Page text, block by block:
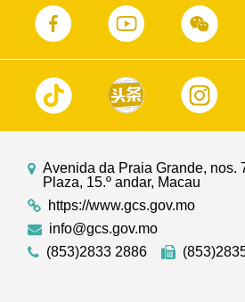
Avenida da Praia Grande, nos.
Plaza, 15.º andar, Macau
https://www.gcs.gov.mo
info@gcs.gov.mo
(853)2833 2886